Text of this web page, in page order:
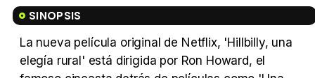
SINOPSIS
La nueva película original de Netflix, 'Hillbilly, una
elegía rural' está dirigida por Ron Howard, el